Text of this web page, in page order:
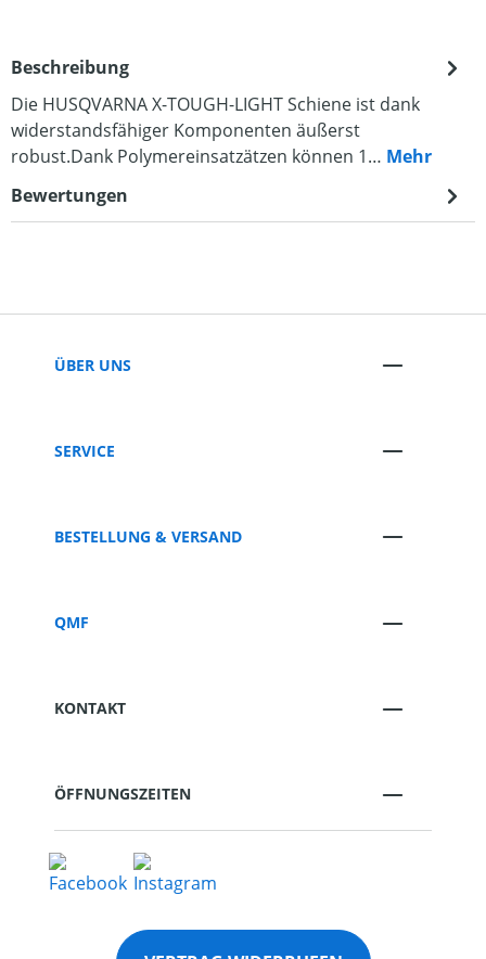
Beschreibung
Die HUSQVARNA X-TOUGH-LIGHT Schiene ist dank
widerstandsfähiger Komponenten äußerst
robust.Dank Polymereinsatzätzen können 1… Mehr
Bewertungen
ÜBER UNS
SERVICE
BESTELLUNG & VERSAND
QMF
KONTAKT
ÖFFNUNGSZEITEN